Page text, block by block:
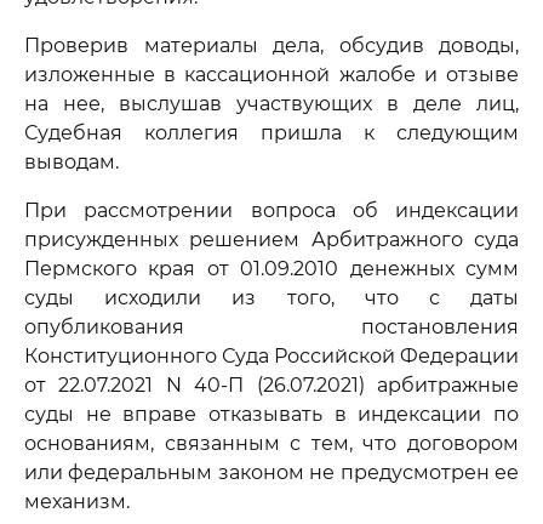
Проверив материалы дела, обсудив доводы,
изложенные в кассационной жалобе и отзыве
на нее, выслушав участвующих в деле лиц,
Судебная коллегия пришла к следующим
выводам.
При рассмотрении вопроса об индексации
присужденных решением Арбитражного суда
Пермского края от 01.09.2010 денежных сумм
суды исходили из того, что с даты
опубликования постановления
Конституционного Суда Российской Федерации
от 22.07.2021 N 40-П (26.07.2021) арбитражные
суды не вправе отказывать в индексации по
основаниям, связанным с тем, что договором
или федеральным законом не предусмотрен ее
механизм.